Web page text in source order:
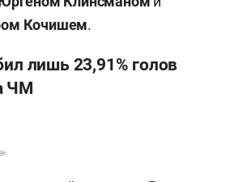
Кочишем.
лишь 23,91% голов
ЧМ